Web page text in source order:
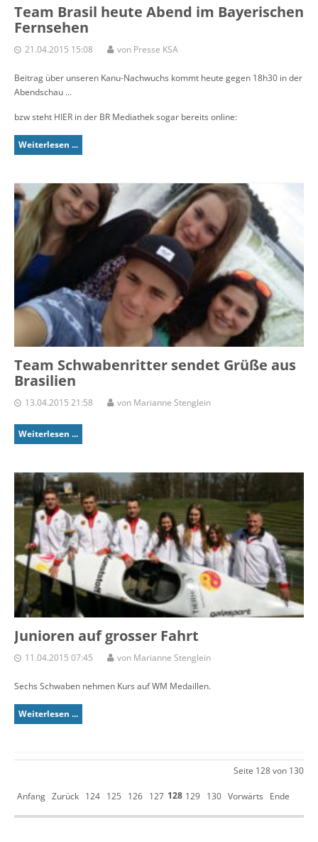
Team Brasil heute Abend im Bayerischen
Fernsehen
21.04.2015 15:08 von Presse KSA
Beitrag über unseren Kanu-Nachwuchs kommt heute gegen 18h30 in der
Abendschau ...
bzw steht HIER in der BR Mediathek sogar bereits online:
Weiterlesen ...
Team Schwabenritter sendet Grüße aus
Brasilien
13.04.2015 21:58 von Marianne Stenglein
Weiterlesen ...
Junioren auf grosser Fahrt
11.04.2015 07:45 von Marianne Stenglein
Sechs Schwaben nehmen Kurs auf WM Medaillen.
Weiterlesen ...
Seite 128 von 130
Anfang Zurück 124 125 126 127 128 129 130 Vorwärts Ende